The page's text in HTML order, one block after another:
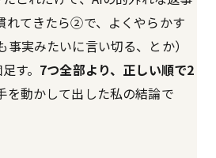
れてきたら②で、よくやらかす
実みたいに言い切る、とか）
す。 7つ全部より、正しい順で2
を動かして出した私の結論で